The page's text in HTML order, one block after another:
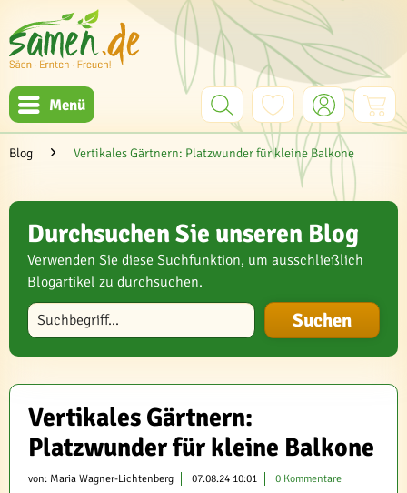
Menü
Blog Vertikales Gärtnern: Platzwunder für kleine Balkone
Durchsuchen Sie unseren Blog
Verwenden Sie diese Suchfunktion, um ausschließlich
Blogartikel zu durchsuchen.
Blog durchsuchen
Vertikales Gärtnern:
Platzwunder für kleine Balkone
von: Maria Wagner-Lichtenberg 07.08.24 10:01 0 Kommentare